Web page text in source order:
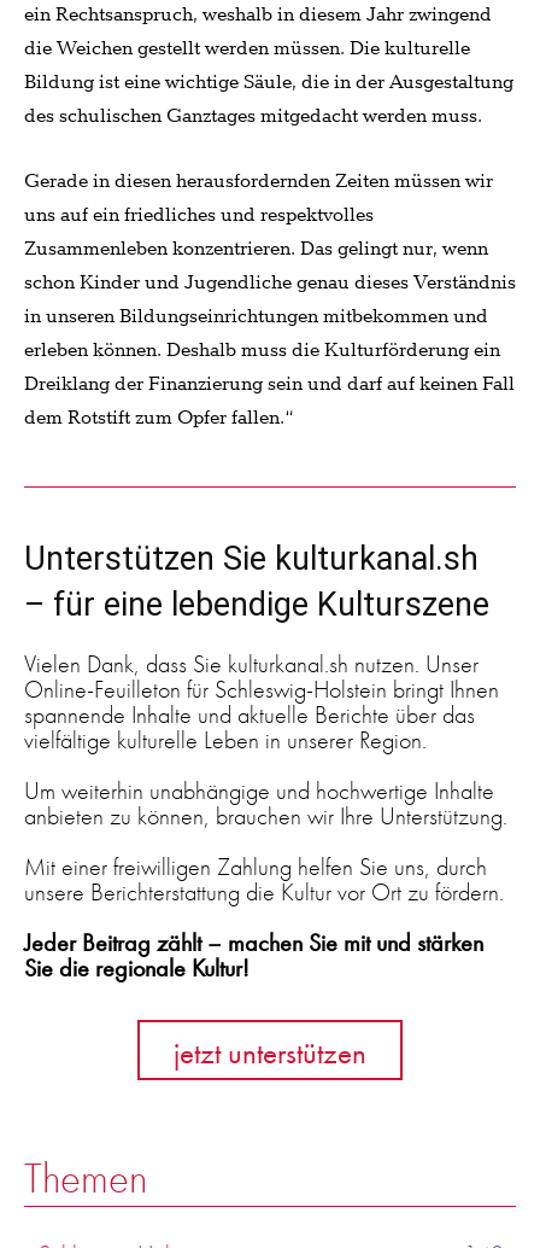
ein Rechtsanspruch, weshalb in diesem Jahr zwingend
die Weichen gestellt werden müssen. Die kulturelle
Bildung ist eine wichtige Säule, die in der Ausgestaltung
des schulischen Ganztages mitgedacht werden muss.
Gerade in diesen herausfordernden Zeiten müssen wir
uns auf ein friedliches und respektvolles
Zusammenleben konzentrieren. Das gelingt nur, wenn
schon Kinder und Jugendliche genau dieses Verständnis
in unseren Bildungseinrichtungen mitbekommen und
erleben können. Deshalb muss die Kulturförderung ein
Dreiklang der Finanzierung sein und darf auf keinen Fall
dem Rotstift zum Opfer fallen.“
Unterstützen Sie kulturkanal.sh
– für eine lebendige Kulturszene
Vielen Dank, dass Sie kulturkanal.sh nutzen. Unser
Online-Feuilleton für Schleswig-Holstein bringt Ihnen
spannende Inhalte und aktuelle Berichte über das
vielfältige kulturelle Leben in unserer Region.
Um weiterhin unabhängige und hochwertige Inhalte
anbieten zu können, brauchen wir Ihre Unterstützung.
Mit einer freiwilligen Zahlung helfen Sie uns, durch
unsere Berichterstattung die Kultur vor Ort zu fördern.
Jeder Beitrag zählt – machen Sie mit und stärken
Sie die regionale Kultur!
jetzt unterstützen
Themen